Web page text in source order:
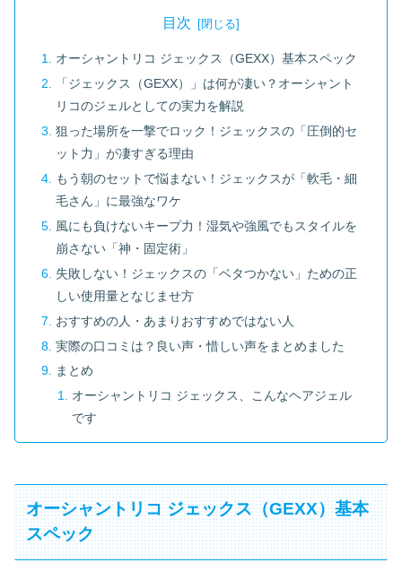
目次
オーシャントリコ ジェックス（GEXX）基本スペック
「ジェックス（GEXX）」は何が凄い？オーシャント
リコのジェルとしての実力を解説
狙った場所を一撃でロック！ジェックスの「圧倒的セ
ット力」が凄すぎる理由
もう朝のセットで悩まない！ジェックスが「軟毛・細
毛さん」に最強なワケ
風にも負けないキープ力！湿気や強風でもスタイルを
崩さない「神・固定術」
失敗しない！ジェックスの「ベタつかない」ための正
しい使用量となじませ方
おすすめの人・あまりおすすめではない人
実際の口コミは？良い声・惜しい声をまとめました
まとめ
オーシャントリコ ジェックス、こんなヘアジェル
です
オーシャントリコ ジェックス（GEXX）基本
スペック